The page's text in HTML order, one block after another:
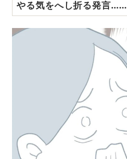
やる気をへし折る発言……